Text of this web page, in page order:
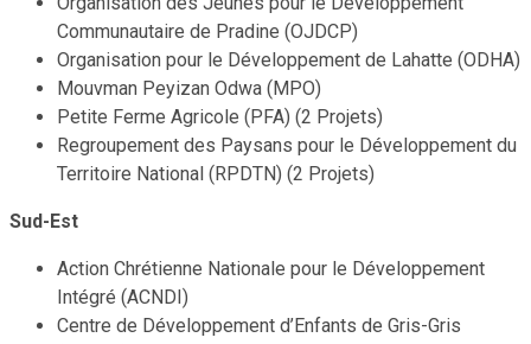
Communautaire de Pradine (OJDCP)
Organisation pour le Développement de Lahatte (ODHA)
Mouvman Peyizan Odwa (MPO)
Petite Ferme Agricole (PFA) (2 Projets)
Regroupement des Paysans pour le Développement du
Territoire National (RPDTN) (2 Projets)
Sud-Est
Action Chrétienne Nationale pour le Développement
Intégré (ACNDI)
Centre de Développement d’Enfants de Gris-Gris